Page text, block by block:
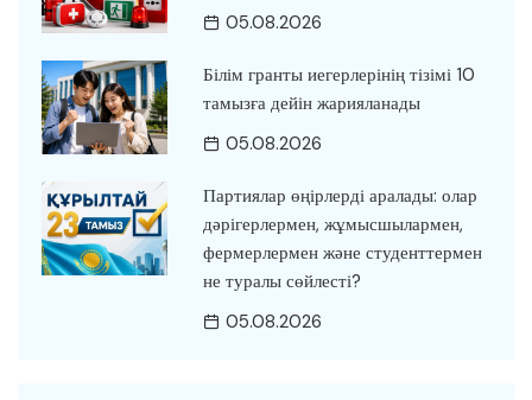
05.08.2026
Білім гранты иегерлерінің тізімі 10
тамызға дейін жарияланады
05.08.2026
Партиялар өңірлерді аралады: олар
дәрігерлермен, жұмысшылармен,
фермерлермен және студенттермен
не туралы сөйлесті?
05.08.2026